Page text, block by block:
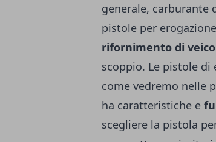
generale, carburante
pistole per
rifornimento di
scoppio. Le pistole
come vedremo nelle
ha caratteristiche e
scegliere la pistola